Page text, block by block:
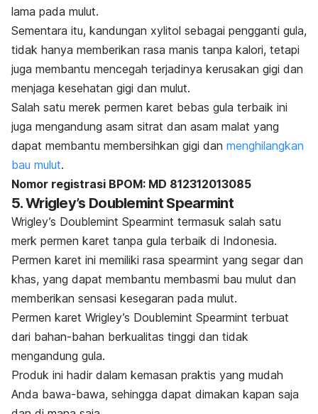
lama pada mulut.
Sementara itu, kandungan xylitol sebagai pengganti gula,
tidak hanya memberikan rasa manis tanpa kalori, tetapi
juga membantu mencegah terjadinya kerusakan gigi dan
menjaga kesehatan gigi dan mulut.
Salah satu merek permen karet bebas gula terbaik ini
juga mengandung asam sitrat dan asam malat yang
dapat membantu membersihkan gigi dan menghilangkan
bau mulut.
Nomor registrasi BPOM: MD 812312013085
5. Wrigley’s Doublemint Spearmint
Wrigley’s Doublemint Spearmint termasuk salah satu
merk permen karet tanpa gula terbaik di Indonesia.
Permen karet ini memiliki rasa spearmint yang segar dan
khas, yang dapat membantu membasmi bau mulut dan
memberikan sensasi kesegaran pada mulut.
Permen karet Wrigley’s Doublemint Spearmint terbuat
dari bahan-bahan berkualitas tinggi dan tidak
mengandung gula.
Produk ini hadir dalam kemasan praktis yang mudah
Anda bawa-bawa, sehingga dapat dimakan kapan saja